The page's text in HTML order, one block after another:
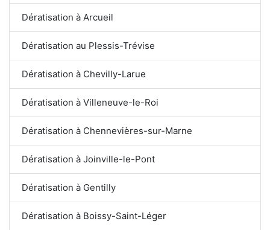
Dératisation à Arcueil
Dératisation au Plessis-Trévise
Dératisation à Chevilly-Larue
Dératisation à Villeneuve-le-Roi
Dératisation à Chennevières-sur-Marne
Dératisation à Joinville-le-Pont
Dératisation à Gentilly
Dératisation à Boissy-Saint-Léger